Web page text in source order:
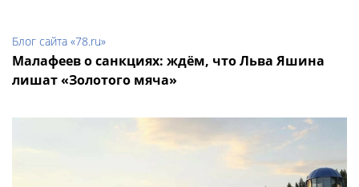
Блог сайта «78.ru»
Малафеев о санкциях: ждём, что Льва Яшина
лишат «Золотого мяча»